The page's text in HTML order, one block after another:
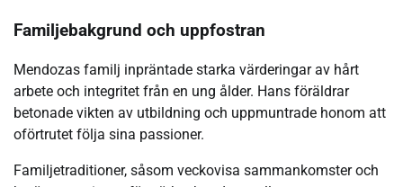
Familjebakgrund och uppfostran
Mendozas familj inpräntade starka värderingar av hårt
arbete och integritet från en ung ålder. Hans föräldrar
betonade vikten av utbildning och uppmuntrade honom att
oförtrutet följa sina passioner.
Familjetraditioner, såsom veckovisa sammankomster och